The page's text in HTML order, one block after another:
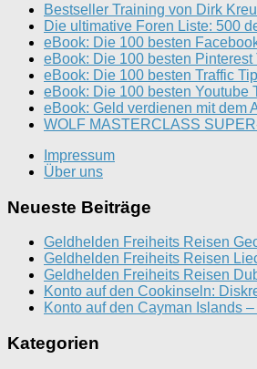
Bestseller Training von Dirk
Die ultimative Foren Liste: 500
eBook: Die 100 besten
eBook: Die 100 besten
eBook: Die 100 besten Traffic
eBook: Die 100 besten
eBook: Geld verdienen mit dem
WOLF MASTERCLASS
Impressum
Über uns
Neueste Beiträge
Geldhelden Freiheits Reisen
Geldhelden Freiheits Reisen
Geldhelden Freiheits Reisen
Konto auf den Cookinseln:
Konto auf den Cayman Islands
Kategorien